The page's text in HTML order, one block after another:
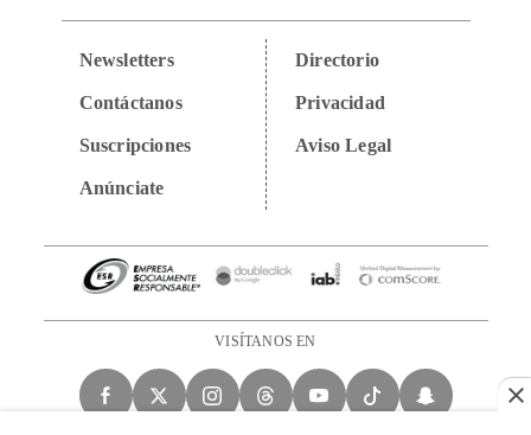
Newsletters
Contáctanos
Suscripciones
Anúnciate
Directorio
Privacidad
Aviso Legal
VISÍTANOS EN